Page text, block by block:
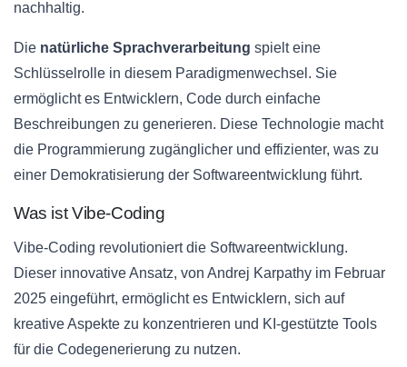
nachhaltig.
Die natürliche Sprachverarbeitung spielt eine
Schlüsselrolle in diesem Paradigmenwechsel. Sie
ermöglicht es Entwicklern, Code durch einfache
Beschreibungen zu generieren. Diese Technologie macht
die Programmierung zugänglicher und effizienter, was zu
einer Demokratisierung der Softwareentwicklung führt.
Was ist Vibe-Coding
Vibe-Coding revolutioniert die Softwareentwicklung.
Dieser innovative Ansatz, von Andrej Karpathy im Februar
2025 eingeführt, ermöglicht es Entwicklern, sich auf
kreative Aspekte zu konzentrieren und KI-gestützte Tools
für die Codegenerierung zu nutzen.